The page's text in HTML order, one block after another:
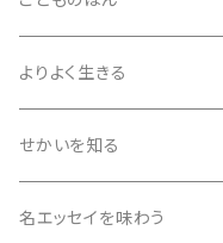
同人誌・リトルプレス
雑誌
エッセイ
同人誌・リトルプレス
評論・鑑賞
エッセイ
同人誌・リトルプレス
よりよく生きる
せかいを知る
名エッセイを味わう